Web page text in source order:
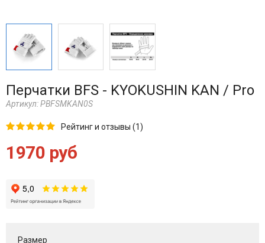
Перчатки BFS - KYOKUSHIN KAN / Pro
Артикул:PBFSMKAN0S
Рейтинг и отзывы (1)
1970 руб
Размер